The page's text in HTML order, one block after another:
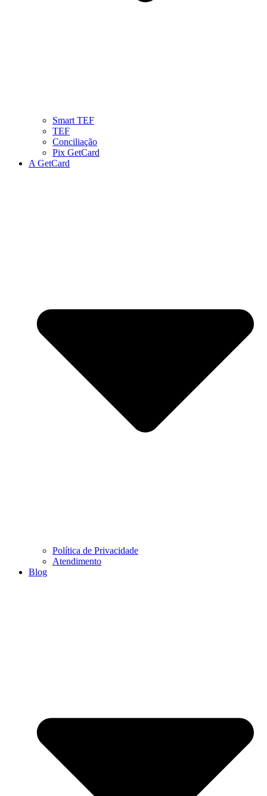
Smart TEF
TEF
Conciliação
Pix GetCard
A GetCard
Política de Privacidade
Atendimento
Blog